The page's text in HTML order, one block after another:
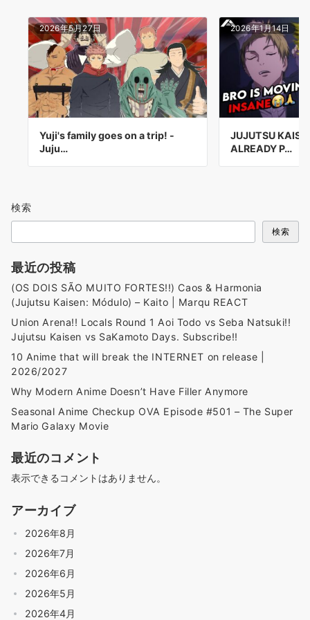
2026年5月27日
Yuji's family goes on a trip! -
Juju…
2026年1月14日
JUJUTSU
ALREADY P…
検索
検索
最近の投稿
(OS DOIS SÃO MUITO FORTES!!) Caos & Harmonia
(Jujutsu Kaisen: Módulo) – Kaito | Marqu REACT
Union Arena!! Locals Round 1 Aoi Todo vs Seba Natsuki!!
Jujutsu Kaisen vs SaKamoto Days. Subscribe!!
10 Anime that will break the INTERNET on release |
2026/2027
Why Modern Anime Doesn’t Have Filler Anymore
Seasonal Anime Checkup OVA Episode #501 – The Super
Mario Galaxy Movie
最近のコメント
表示できるコメントはありません。
アーカイブ
2026年8月
2026年7月
2026年6月
2026年5月
2026年4月